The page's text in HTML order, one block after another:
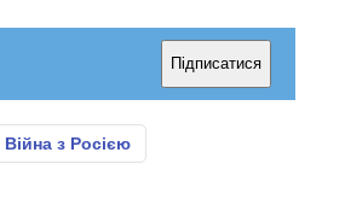
Підписатися
Війна з Росією